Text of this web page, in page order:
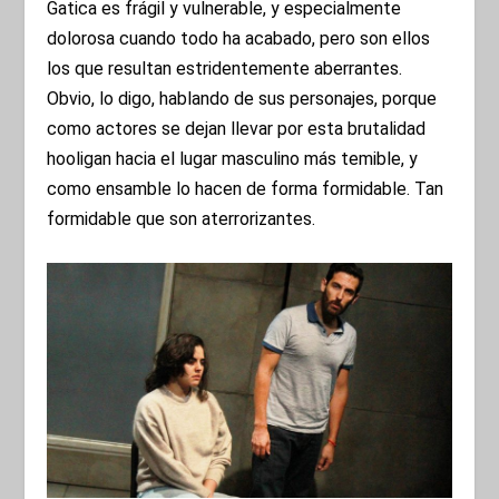
Gatica es frágil y vulnerable, y especialmente
dolorosa cuando todo ha acabado, pero son ellos
los que resultan estridentemente aberrantes.
Obvio, lo digo, hablando de sus personajes, porque
como actores se dejan llevar por esta brutalidad
hooligan hacia el lugar masculino más temible, y
como ensamble lo hacen de forma formidable. Tan
formidable que son aterrorizantes.